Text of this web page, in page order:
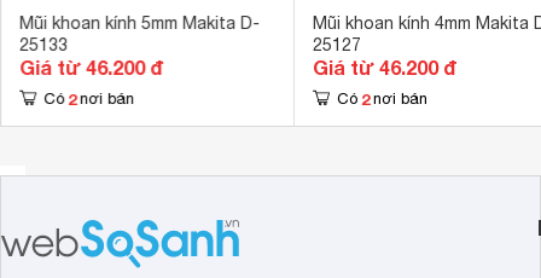
Mũi khoan kính 5mm Makita D-
25133
Giá từ 46.200 đ
Có 2 nơi bán
Mũi khoan kính 4mm Makita
25127
Giá từ 46.200 đ
Có 2 nơi bán